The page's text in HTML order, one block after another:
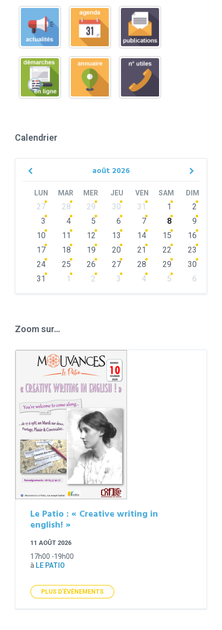
Calendrier
août 2026
Previous
LUN MAR MER JEU VEN SAM DIM
Skip
calendar
27 28 29 30 31 1
2
3
4 5 6 7 8
9
10
11 12 13 14 15
16
17
18 19 20 21 22
23
24
25 26 27 28 29
30
31
1 2 3 4 5
6
Zoom sur…
Le Patio : « Creative writing in
english! »
11 AOÛT 2026
17h00 -19h00
à LE PATIO
PLUS D'ÉVÉNEMENTS